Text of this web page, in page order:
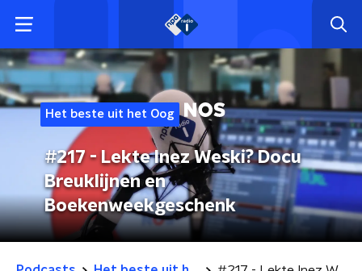
Het beste uit het Oog
#217 - Lekte Inez Weski? Docu
Breuklijnen en
Boekenweekgeschenk